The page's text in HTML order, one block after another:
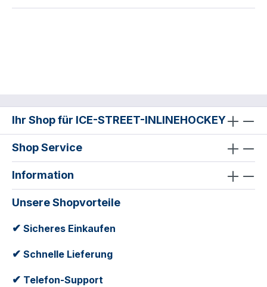
Ihr Shop für ICE-STREET-INLINEHOCKEY
Shop Service
Information
Unsere Shopvorteile
✔ Sicheres Einkaufen
✔ Schnelle Lieferung
✔ Telefon-Support